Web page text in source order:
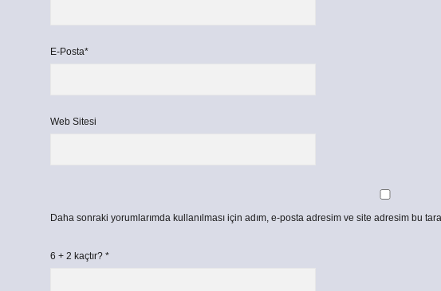
E-Posta*
Web Sitesi
Daha sonraki yorumlarımda kullanılması için adım, e-posta adresim ve site adresim bu
6 + 2 kaçtır? *